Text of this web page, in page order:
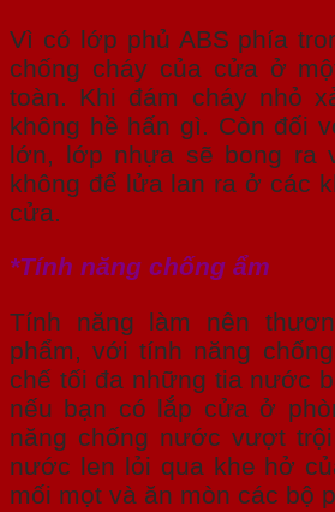
Vì có lớp phủ ABS phía
chống cháy của cửa ở
toàn. Khi đám cháy nhỏ
không hề hấn gì. Còn đối
lớn, lớp nhựa sẽ bong ra
không để lửa lan ra ở các
cửa.
*Tính năng chống ẩm
Tính năng làm nên
phẩm, với tính năng
chế tối đa những tia nước
nếu bạn có lắp cửa ở
năng chống nước vượt
nước len lỏi qua khe hở
mối mọt và ăn mòn các bộ